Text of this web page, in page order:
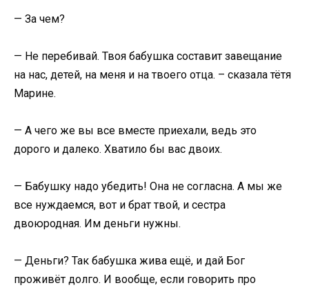
— За чем?
— Не перебивай. Твоя бабушка составит завещание
на нас, детей, на меня и на твоего отца. – сказала тётя
Марине.
— А чего же вы все вместе приехали, ведь это
дорого и далеко. Хватило бы вас двоих.
— Бабушку надо убедить! Она не согласна. А мы же
все нуждаемся, вот и брат твой, и сестра
двоюродная. Им деньги нужны.
— Деньги? Так бабушка жива ещё, и дай Бог
проживёт долго. И вообще, если говорить про